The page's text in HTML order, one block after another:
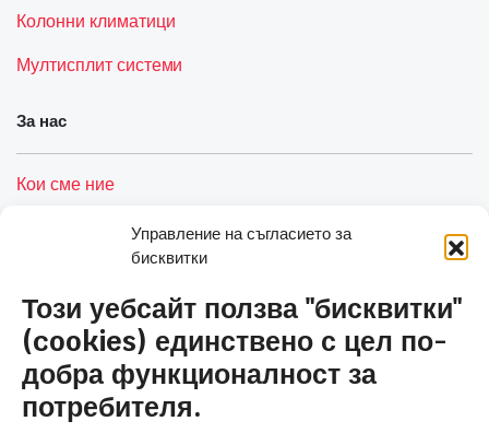
Управление на съгласието за
бисквитки
Този уебсайт ползва "бисквитки"
(cookies) единствено с цел по-
добра функционалност за
потребителя.
Колонни климатици
Мултисплит системи
За нас
Кои сме ние
Полезни връзки
Общи условия и политика за сигурност